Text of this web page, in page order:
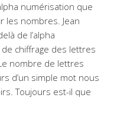
numérisation que
les nombres. Jean
de l’alpha
chiffrage des lettres
nombre de lettres
d’un simple mot nous
Toujours est-il que